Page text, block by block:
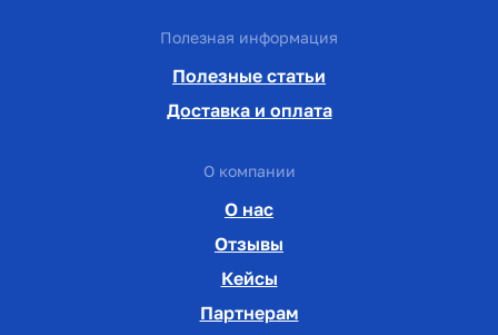
Полезная информация
Полезные статьи
Доставка и оплата
О компании
О нас
Отзывы
Кейсы
Партнерам